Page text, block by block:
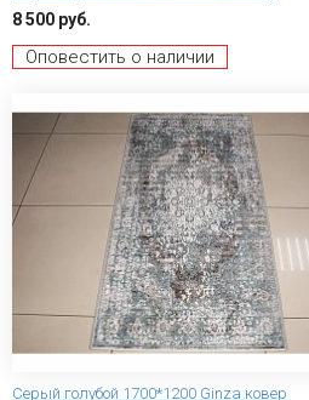
8 500 руб.
Оповестить о наличии
Серый голубой 1700*1200 Ginza ковер